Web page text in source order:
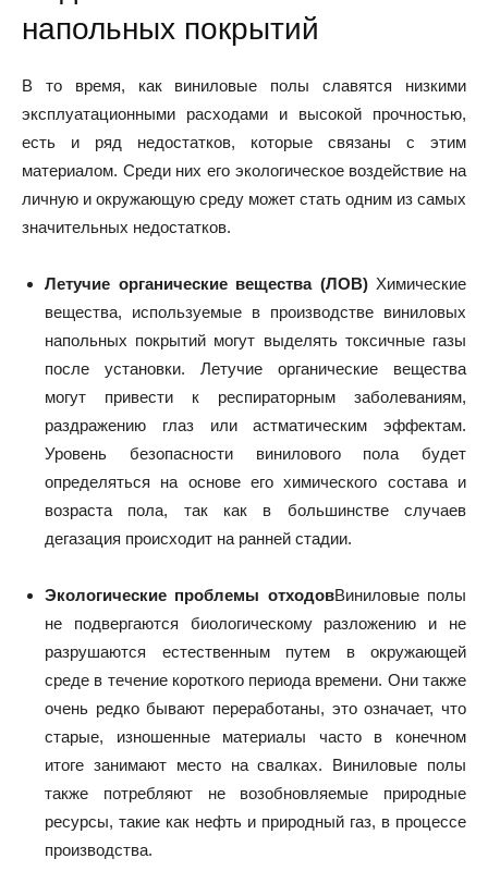
напольных покрытий
В то время, как виниловые полы славятся низкими
эксплуатационными расходами и высокой прочностью,
есть и ряд недостатков, которые связаны с этим
материалом. Среди них его экологическое воздействие на
личную и окружающую среду может стать одним из самых
значительных недостатков.
Летучие органические вещества (ЛОВ)Химические
вещества, используемые в производстве виниловых
напольных покрытий могут выделять токсичные газы
после установки. Летучие органические вещества
могут привести к респираторным заболеваниям,
раздражению глаз или астматическим эффектам.
Уровень безопасности винилового пола будет
определяться на основе его химического состава и
возраста пола, так как в большинстве случаев
дегазация происходит на ранней стадии.
Экологические проблемы отходовВиниловые полы
не подвергаются биологическому разложению и не
разрушаются естественным путем в окружающей
среде в течение короткого периода времени. Они также
очень редко бывают переработаны, это означает, что
старые, изношенные материалы часто в конечном
итоге занимают место на свалках. Виниловые полы
также потребляют не возобновляемые природные
ресурсы, такие как нефть и природный газ, в процессе
производства.